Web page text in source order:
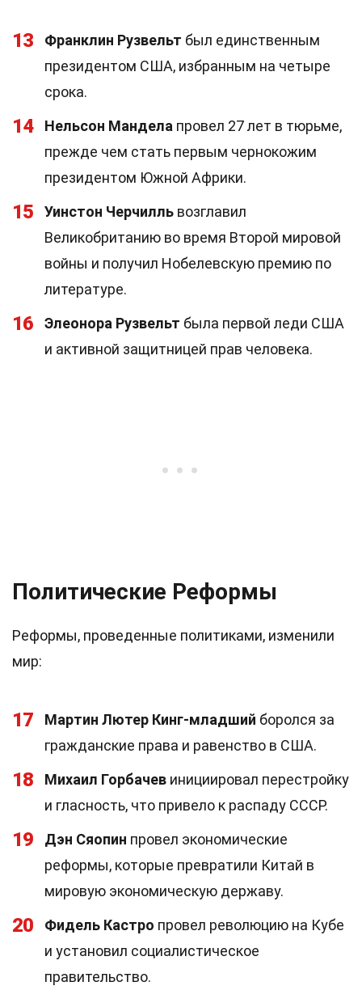
13 Франклин Рузвельт был единственным
президентом США, избранным на четыре
срока.
14 Нельсон Мандела провел 27 лет в тюрьме,
прежде чем стать первым чернокожим
президентом Южной Африки.
15 Уинстон Черчилль возглавил
Великобританию во время Второй мировой
войны и получил Нобелевскую премию по
литературе.
16 Элеонора Рузвельт была первой леди США
и активной защитницей прав человека.
Политические Реформы
Реформы, проведенные политиками, изменили
мир:
17 Мартин Лютер Кинг-младший боролся за
гражданские права и равенство в США.
18 Михаил Горбачев инициировал перестройку
и гласность, что привело к распаду СССР.
19 Дэн Сяопин провел экономические
реформы, которые превратили Китай в
мировую экономическую державу.
20 Фидель Кастро провел революцию на Кубе
и установил социалистическое
правительство.